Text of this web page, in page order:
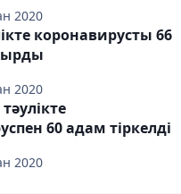
2020
2020
коронавирусты 66
2020
60 адам тіркелді